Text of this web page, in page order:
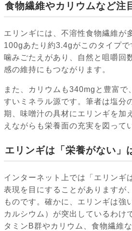
食物繊維やカリウムなど注
エリンギには、不溶性食物繊維が
100gあたり約3.4gがこのタイプ
噛みごたえがあり、自然と咀嚼回
感の維持にもつながります。
また、カリウムも340mgと豊富で
すいミネラル源です。筆者は塩分
期、味噌汁の具材にエリンギを加
えながらも栄養面の充実を図って
エリンギは「栄養がない」
インターネット上では「エリンギ
表現を目にすることがありますが
ものです。確かに、エリンギは強
カルシウム）が突出しているわけ
タミンB群やカリウム、食物繊維